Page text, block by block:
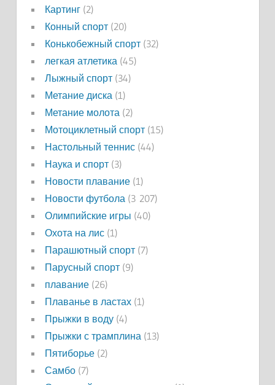
Картинг(2)
Конный спорт(20)
Конькобежный спорт(32)
легкая атлетика(45)
Лыжный спорт(34)
Метание диска(1)
Метание молота(2)
Мотоциклетный спорт(15)
Настольный теннис(44)
Наука и спорт(3)
Новости плавание(1)
Новости футбола(3 207)
Олимпийские игры (40)
Охота на лис(1)
Парашютный спорт(7)
Парусный спорт(9)
плавание(26)
Плаванье в ластах(1)
Прыжки в воду(4)
Прыжки с трамплина(13)
Пятиборье(2)
Самбо(7)